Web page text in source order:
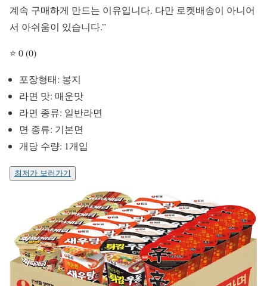
계속 구매하게 만드는 이유입니다. 다만 로켓배송이 아니어
서 아쉬움이 있습니다.”
⭐ 0 (0)
포장형태: 봉지
라면 맛: 매운맛
라면 종류: 일반라면
면 종류: 기본면
개당 수량: 1개입
최저가 보러가기